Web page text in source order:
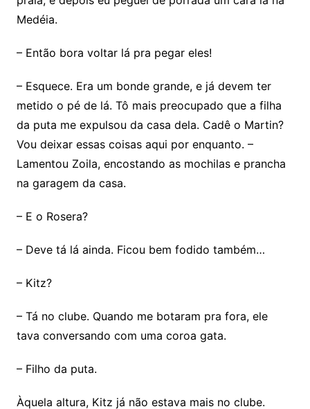
Medéia.
– Então bora voltar lá pra pegar eles!
– Esquece. Era um bonde grande, e já devem ter
metido o pé de lá. Tô mais preocupado que a filha
da puta me expulsou da casa dela. Cadê o Martin?
Vou deixar essas coisas aqui por enquanto. –
Lamentou Zoila, encostando as mochilas e prancha
na garagem da casa.
– E o Rosera?
– Deve tá lá ainda. Ficou bem fodido também…
– Kitz?
– Tá no clube. Quando me botaram pra fora, ele
tava conversando com uma coroa gata.
– Filho da puta.
Àquela altura, Kitz já não estava mais no clube.